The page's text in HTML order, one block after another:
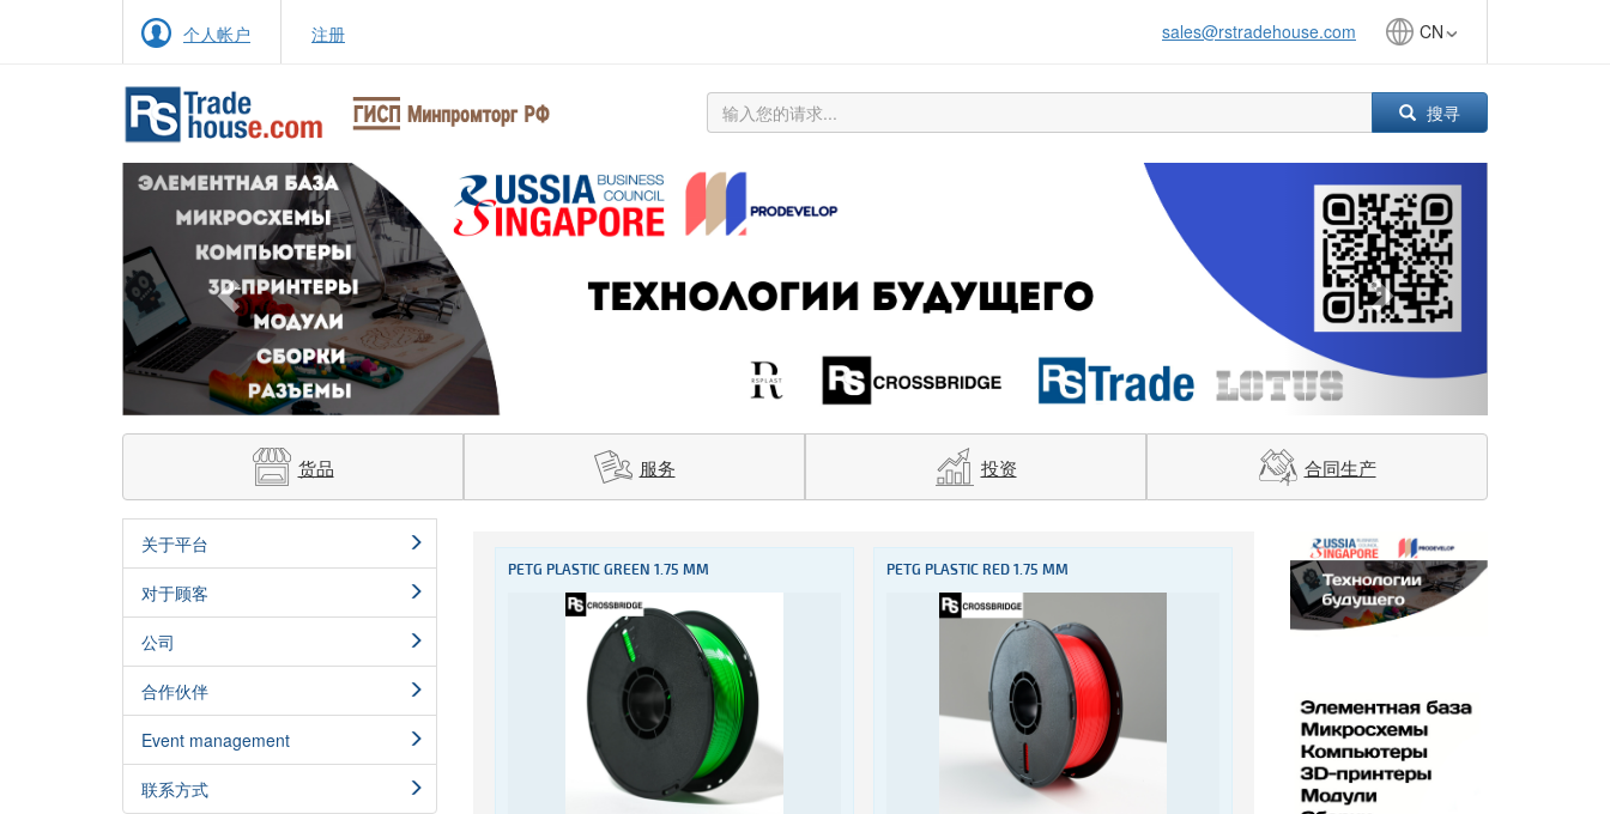
个人帐户 注册 sales@rstradehouse.com CN
搜寻
Previous Next
货品 服务 投资 合同生产
关于平台
对于顾客
公司
合作伙伴
Event management
联系方式
PETG PLASTIC GREEN 1.75 MM PETG PLASTIC RED 1.75 MM